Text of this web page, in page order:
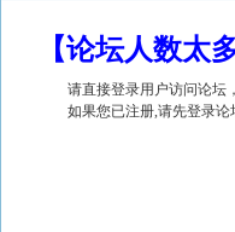
【论坛人数太
请直接登录用户访问论坛
如果您已注册,请先登录